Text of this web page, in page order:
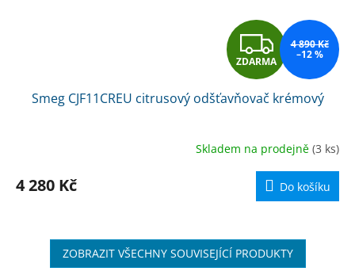
Z
D
A
R
M
A
ZDARMA
4 890 Kč
–12 %
Smeg CJF11CREU citrusový odšťavňovač krémový
Skladem na prodejně (3 ks)
4 280 Kč Do košíku
ZOBRAZIT VŠECHNY SOUVISEJÍCÍ PRODUKTY